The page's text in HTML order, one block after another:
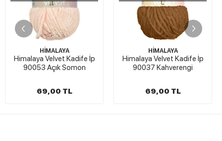
HİMALAYA
Himalaya Velvet Kadife İp
90053 Açık Somon
69,00 TL
HİMALAYA
Himalaya Velvet Kadife İp
90037 Kahverengi
69,00 TL